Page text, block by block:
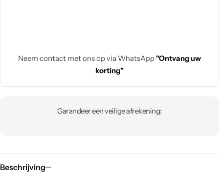
Neem contact met ons op via WhatsApp"Ontvang uw
korting"
Garandeer een veilige afrekening:
Beschrijving